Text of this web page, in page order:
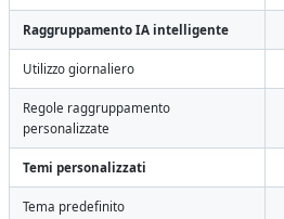
Raggruppamento IA intelligente
Utilizzo giornaliero
Regole raggruppamento
personalizzate
Temi personalizzati
Tema predefinito